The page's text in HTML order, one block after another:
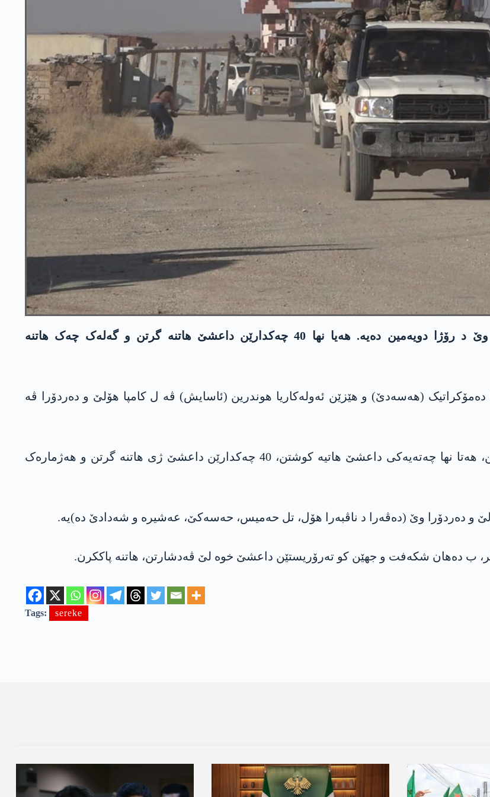
ئۆپەراسیۆنا ئەولەھیا دۆمدارا ل کامپا ھۆلێ و دەردۆرا وێ د رۆژا دویەمین دەیە. ھەیا نھا 40 چەکدارێن داعشێ ھاتنە گرتن و گەلەک چەک ھاتنە
دەمۆکراتیک (ھەسەدێ) و ھێزێن ئەولەکاریا ھوندرین (ئاسایش) ڤە ل کامپا ھۆلێ و دەردۆرا ڤە
ل گۆری ئاگاھیێن کو فەرماندارێن ئۆپەراسیۆنێ ھاتنە دایین، ھەتا نھا چەتەیەکی داعشێ ھاتیە کوشتن، 40 چەکدارێن داعشێ ژی ھاتنە گرتن و ھەژمارەک
کر، ب دەھان شکەفت و جھێن کو تەرۆریستێن داعشێ خوە لێ ڤەدشارتن، ھاتنە پاککرن.
Tags: sereke